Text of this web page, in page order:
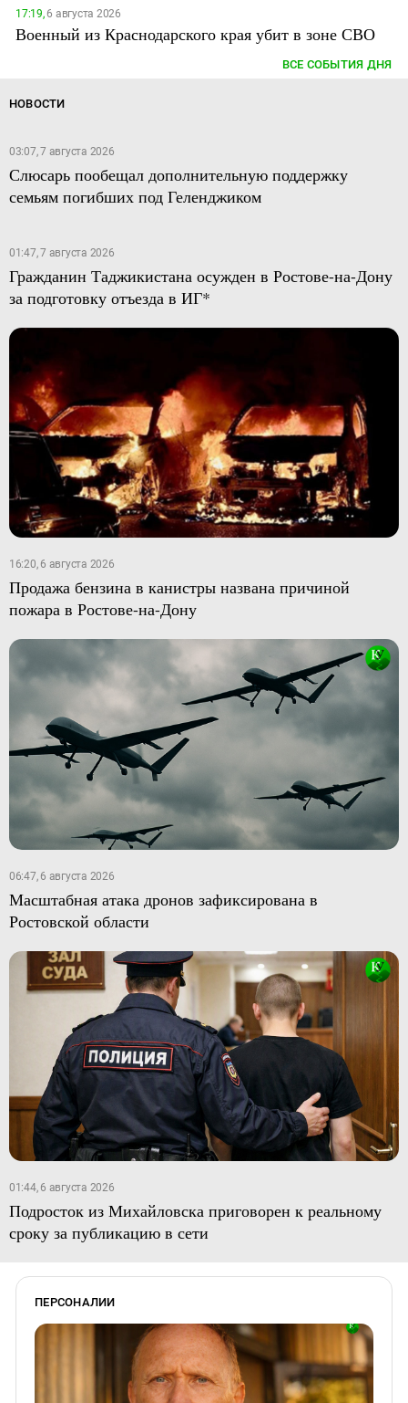
17:19,6 августа 2026
Военный из Краснодарского края убит в зоне СВО
ВСЕ СОБЫТИЯ ДНЯ
НОВОСТИ
03:07, 7 августа 2026
Слюсарь пообещал дополнительную поддержку
семьям погибших под Геленджиком
01:47, 7 августа 2026
Гражданин Таджикистана осужден в Ростове-на-Дону
за подготовку отъезда в ИГ*
16:20, 6 августа 2026
Продажа бензина в канистры названа причиной
пожара в Ростове-на-Дону
06:47, 6 августа 2026
Масштабная атака дронов зафиксирована в
Ростовской области
01:44, 6 августа 2026
Подросток из Михайловска приговорен к реальному
сроку за публикацию в сети
ПЕРСОНАЛИИ